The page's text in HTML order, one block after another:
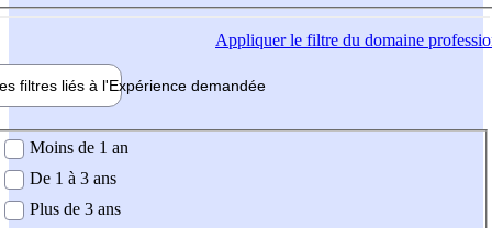
Appliquerle filtre du domaine
filtres liés à l'Expérience demandée
demandée
Moins de 1 an
De 1 à 3 ans
Plus de 3 ans